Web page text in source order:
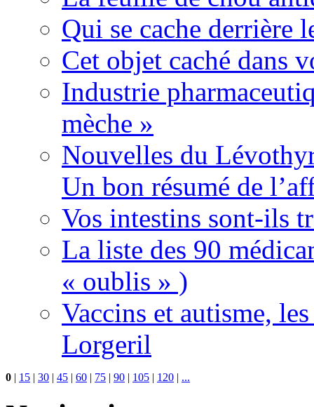
Qui se cache derrière
Cet objet caché dans
Industrie
mèche »
Nouvelles du
Un bon résumé de
Vos intestins sont-ils
La liste des 90
« oublis » )
Vaccins et autisme,
Lorgeril
0 | 15 | 30 | 45 | 60 | 75 | 90 | 105 | 120 | ...